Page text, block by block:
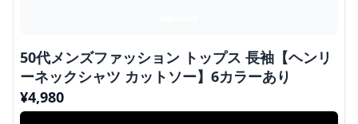
50代メンズファッション トップス 長袖【ヘンリ
ーネックシャツ カットソー】6カラーあり
¥4,980